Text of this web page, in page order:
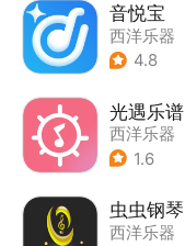
音悦宝
西洋乐器
4.8
光遇乐谱
西洋乐器
1.6
虫虫钢琴
西洋乐器